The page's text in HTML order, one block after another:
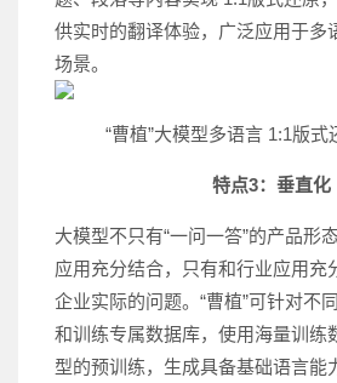
供实时的翻译体验，广泛应用于多
场景。
“曹植”大模型多语言 1:1版式
特点3：垂直化
大模型不只有“一问一答”的产品形
应用充分结合，只有和行业应用充
企业实际的问题。“曹植”可针对不
和训练专属数据库，使用海量训练
型的预训练，生成具备基础语言能